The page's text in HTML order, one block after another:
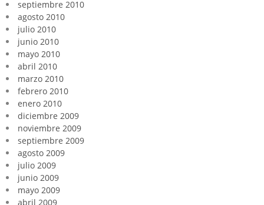
septiembre 2010
agosto 2010
julio 2010
junio 2010
mayo 2010
abril 2010
marzo 2010
febrero 2010
enero 2010
diciembre 2009
noviembre 2009
septiembre 2009
agosto 2009
julio 2009
junio 2009
mayo 2009
abril 2009